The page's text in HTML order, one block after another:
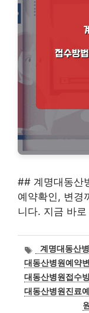
## 계명대동산
예약확인, 변경
니다. 지금 바
태
그
계명대동산
대동산병원예약
대동산병원접수
대동산병원진료